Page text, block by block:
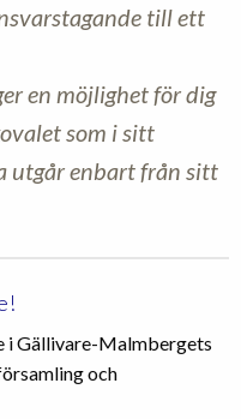
till ett
en möjlighet för dig
som i sitt
utgår enbart från sitt
i Gällivare-Malmbergets
och